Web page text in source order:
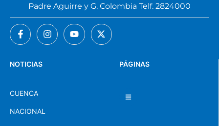
PÁGINAS
NOTICIAS
CUENCA
NACIONAL
Padre Aguirre y G. Colombia Telf. 2824000